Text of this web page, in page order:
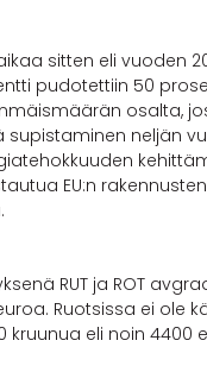
sitten eli vuoden
pudotettiin 50
osalta,
neljän
EU:n
RUT ja ROT
Ruotsissa ei ole
eli noin 4400